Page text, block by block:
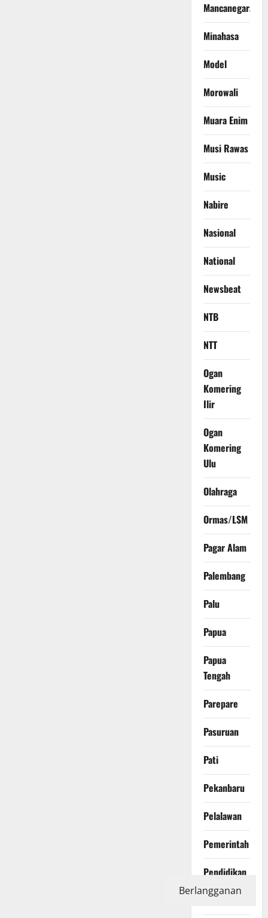
Mancanegara
Minahasa
Model
Morowali
Muara Enim
Musi Rawas
Music
Nabire
Nasional
National
Newsbeat
NTB
NTT
Ogan
Komering
Ilir
Ogan
Komering
Ulu
Olahraga
Ormas/LSM
Pagar Alam
Palembang
Palu
Papua
Papua
Tengah
Parepare
Pasuruan
Pati
Pekanbaru
Pelalawan
Pemerintah
Pendidikan
Peristiwa
Berlangganan